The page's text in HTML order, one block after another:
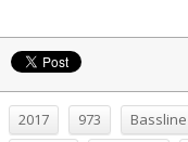
2017 973